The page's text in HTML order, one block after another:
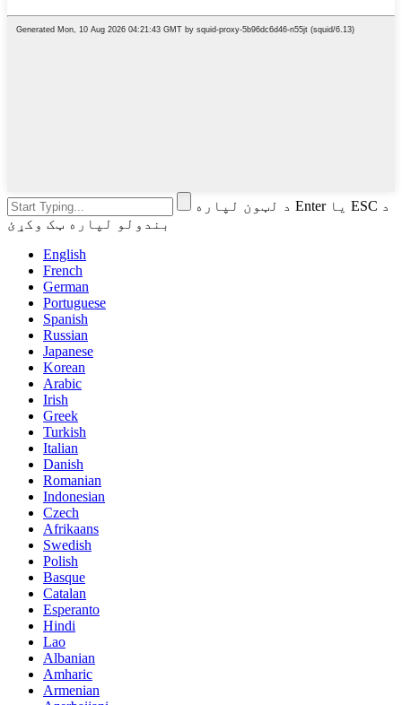
د لټون لپاره Enter یا ESC د
بندولو لپاره ټک وکړئ
English
French
German
Portuguese
Spanish
Russian
Japanese
Korean
Arabic
Irish
Greek
Turkish
Italian
Danish
Romanian
Indonesian
Czech
Afrikaans
Swedish
Polish
Basque
Catalan
Esperanto
Hindi
Lao
Albanian
Amharic
Armenian